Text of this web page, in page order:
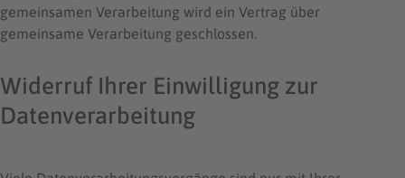
gemeinsamen Verarbeitung wird ein Vertrag über
gemeinsame Verarbeitung geschlossen.
Widerruf Ihrer Einwilligung zur
Datenverarbeitung